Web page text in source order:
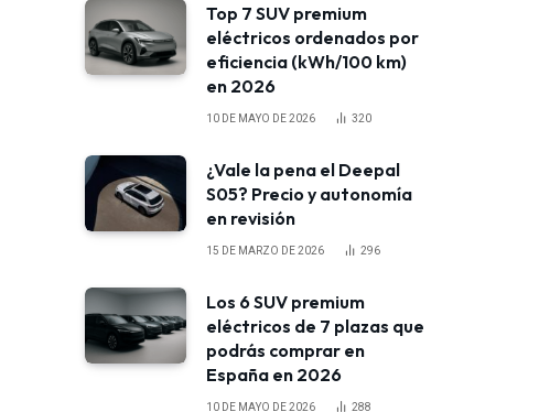
Top 7 SUV premium
eléctricos ordenados por
eficiencia (kWh/100 km)
en 2026
10 DE MAYO DE 2026 320
¿Vale la pena el Deepal
S05? Precio y autonomía
en revisión
15 DE MARZO DE 2026 296
Los 6 SUV premium
eléctricos de 7 plazas que
podrás comprar en
España en 2026
10 DE MAYO DE 2026 288